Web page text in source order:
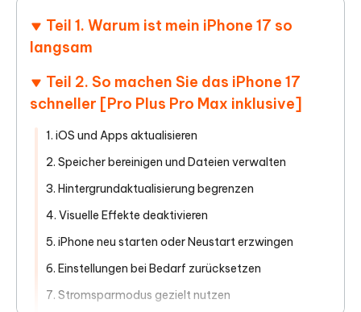
Teil 1. Warum ist mein iPhone 17 so
langsam
Teil 2. So machen Sie das iPhone 17
schneller [Pro Plus Pro Max inklusive]
1. iOS und Apps aktualisieren
2. Speicher bereinigen und Dateien verwalten
3. Hintergrundaktualisierung begrenzen
4. Visuelle Effekte deaktivieren
5. iPhone neu starten oder Neustart erzwingen
6. Einstellungen bei Bedarf zurücksetzen
7. Stromsparmodus gezielt nutzen